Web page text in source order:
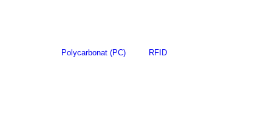
Polycarbonat (PC) RFID